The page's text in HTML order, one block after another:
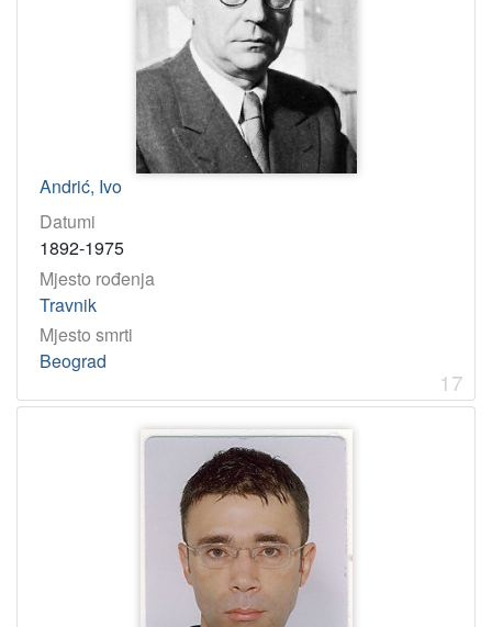
Andrić, Ivo
Datumi
1892-1975
Mjesto rođenja
Travnik
Mjesto smrti
Beograd
17